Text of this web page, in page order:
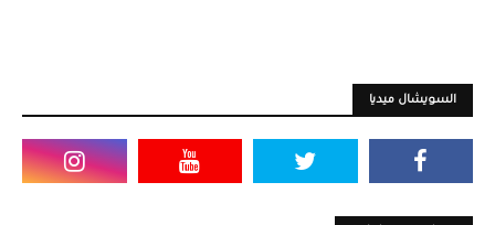
السويشال ميديا